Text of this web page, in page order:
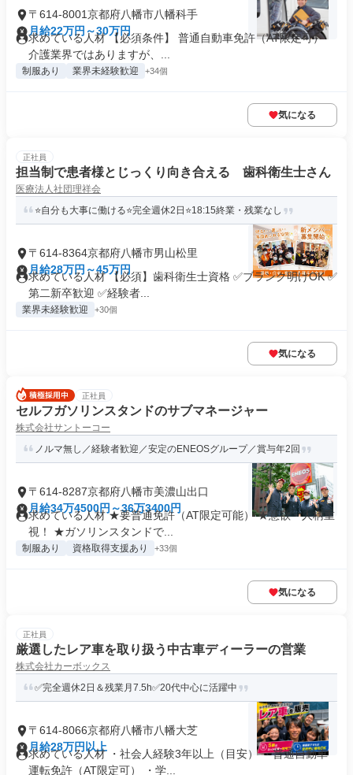
〒614-8001京都府八幡市八幡科手
月給22万円～30万円
求めている人材 【必須条件】 普通自動車免許（AT限定可）
介護業界ではありますが、...
制服あり 業界未経験歓迎 +34個
気になる
正社員
担当制で患者様とじっくり向き合える 歯科衛生士さん
医療法人社団理祥会
⭐自分も大事に働ける⭐完全週休2日⭐18:15終業・残業なし
〒614-8364京都府八幡市男山松里
月給28万円～45万円
求めている人材 【必須】歯科衛生士資格 ✅ブランク明けOK ✅
第二新卒歓迎 ✅経験者...
業界未経験歓迎 +30個
気になる
正社員
セルフガソリンスタンドのサブマネージャー
株式会社サントーコー
ノルマ無し／経験者歓迎／安定のENEOSグループ／賞与年2回
〒614-8287京都府八幡市美濃山出口
月給34万4500円～36万3400円
求めている人材 ★要普通免許（AT限定可能） ★意欲・人柄重
視！ ★ガソリンスタンドで...
制服あり 資格取得支援あり +33個
気になる
正社員
厳選したレア車を取り扱う中古車ディーラーの営業
株式会社カーボックス
✅完全週休2日＆残業月7.5h✅20代中心に活躍中
〒614-8066京都府八幡市八幡大芝
月給28万円以上
求めている人材 ・社会人経験3年以上（目安） ・普通自動車
運転免許（AT限定可） ・学...